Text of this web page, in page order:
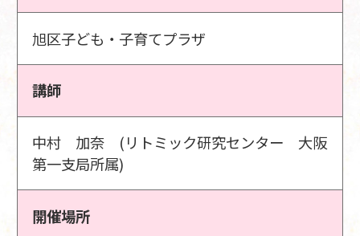
旭区子ども・子育てプラザ
講師
中村 加奈 (リトミック研究センター 大阪
第一支局所属)
開催場所